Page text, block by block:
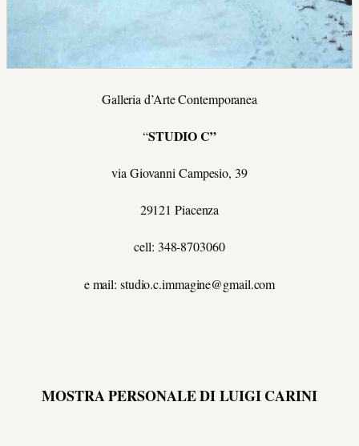
Galleria d’Arte Contemporanea
“STUDIO C”
via Giovanni Campesio, 39
29121 Piacenza
cell: 348-8703060
e mail: studio.c.immagine@gmail.com
MOSTRA PERSONALE DI LUIGI CARINI